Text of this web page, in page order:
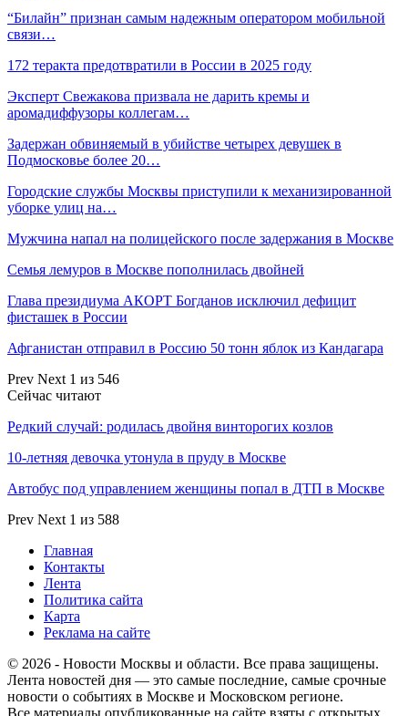
“Билайн” признан самым надежным оператором мобильной
связи…
172 теракта предотвратили в России в 2025 году
Эксперт Свежакова призвала не дарить кремы и
аромадиффузоры коллегам…
Задержан обвиняемый в убийстве четырех девушек в
Подмосковье более 20…
Городские службы Москвы приступили к механизированной
уборке улиц на…
Мужчина напал на полицейского после задержания в Москве
Семья лемуров в Москве пополнилась двойней
Глава президиума АКОРТ Богданов исключил дефицит
фисташек в России
Афганистан отправил в Россию 50 тонн яблок из Кандагара
Prev Next 1 из 546
Сейчас читают
Редкий случай: родилась двойня винторогих козлов
10-летняя девочка утонула в пруду в Москве
Автобус под управлением женщины попал в ДТП в Москве
Prev Next 1 из 588
Главная
Контакты
Лента
Политика сайта
Карта
Реклама на сайте
© 2026 - Новости Москвы и области. Все права защищены.
Лента новостей дня — это самые последние, самые срочные
новости о событиях в Москве и Московском регионе.
Все материалы опубликованные на сайте взяты с открытых